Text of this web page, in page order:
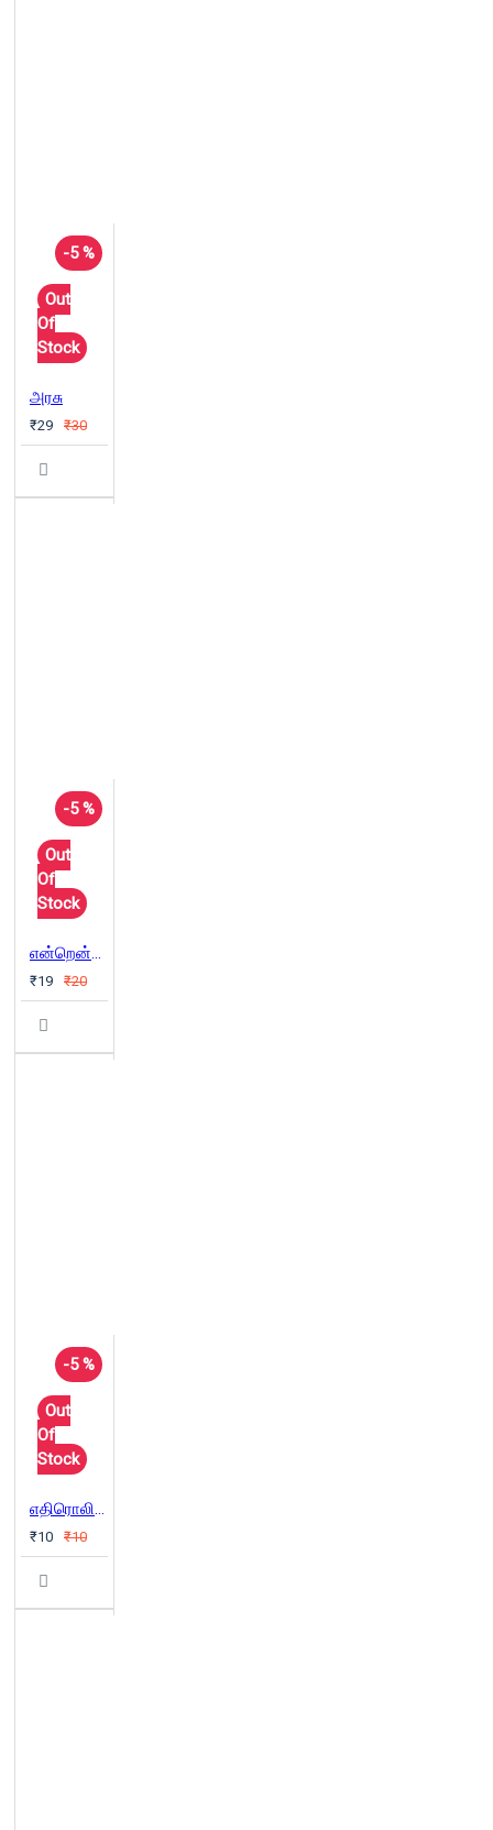
-5 %
Out
Of
Stock
அரசு
₹29 ₹30
-5 %
Out
Of
Stock
என்றென்றும் மார்க்ஸ்
₹19 ₹20
-5 %
Out
Of
Stock
எதிரொலிக்கும் கரவொலிகள்: அரவாணிகளும் மனிதர்களே
₹10 ₹10